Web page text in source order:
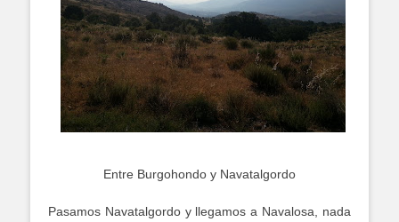
Entre Burgohondo y Navatalgordo
Pasamos Navatalgordo y llegamos a Navalosa, nada